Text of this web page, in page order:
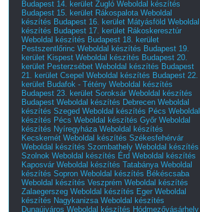
Budapest 14. kerület Zugló Weboldal készítés
Budapest 15. kerület Rákospalota Weboldal
készítés Budapest 16. kerület Mátyásföld Weboldal
készítés Budapest 17. kerület Rákoskeresztúr
Weboldal készítés Budapest 18. kerület
Pestszentlőrinc Weboldal készítés Budapest 19.
kerület Kispest Weboldal készítés Budapest 20.
kerület Pesterzsébet Weboldal készítés Budapest
21. kerület Csepel Weboldal készítés Budapest 22.
kerület Budafok - Tétény Weboldal készítés
Budapest 23. kerület Soroksár Weboldal készítés
Budapest Weboldal készítés Debrecen Weboldal
készítés Szeged Weboldal készítés Pécs Weboldal
készítés Pécs Weboldal készítés Győr Weboldal
készítés Nyíregyháza Weboldal készítés
Kecskemét Weboldal készítés Székesfehérvár
Weboldal készítés Szombathely Weboldal készítés
Szolnok Weboldal készítés Érd Weboldal készítés
Kaposvár Weboldal készítés Tatabánya Weboldal
készítés Sopron Weboldal készítés Békéscsaba
Weboldal készítés Veszprém Weboldal készítés
Zalaegerszeg Weboldal készítés Eger Weboldal
készítés Nagykanizsa Weboldal készítés
Dunaújváros Weboldal készítés Hódmezővásárhely